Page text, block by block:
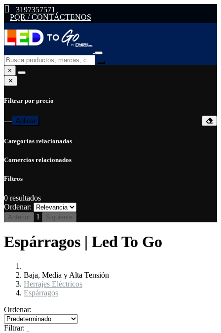
3197357571
PQR / CONTÁCTENOS
×
✕
Filtrar por precio
— Aplicar
Categorías relacionadas
Comercios relacionados
Filtros
0 resultados
Ordenar:
Anterior 1 Siguiente
Espárragos | Led To Go
Baja, Media y Alta Tensión
Herrajes Eléctricos
Espárragos
Ordenar:
Filtrar: